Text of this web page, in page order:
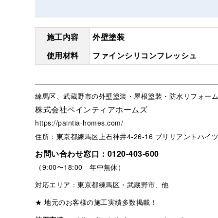
施工内容
外壁塗装
使用材料
ファインシリコンフレッシュ
練馬区、武蔵野市の外壁塗装・屋根塗装・防水リフォー
株式会社ペインティアホームズ
https://paintia-homes.com/
住所：東京都練馬区上石神井4-26-16 ブリリアントハイ
お問い合わせ窓口： 0120-403-600
（9:00〜18:00 年中無休）
対応エリア：東京都練馬区・武蔵野市、他
★ 地元のお客様の施工実績多数掲載！